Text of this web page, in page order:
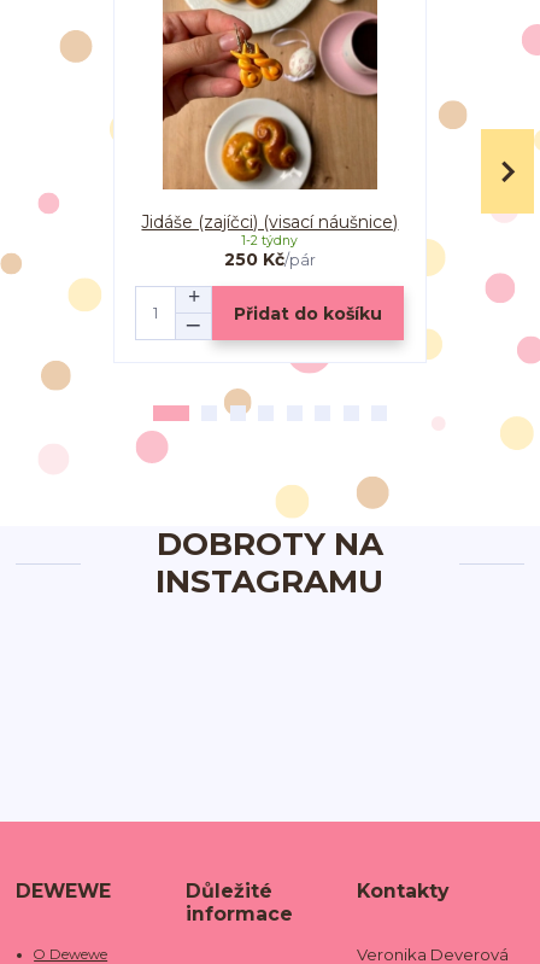
Jidáše (zajíčci) (visací náušnice)
250 Kč/pár
1-2 týdny
Přidat do košíku
DOBROTY NA
INSTAGRAMU
DEWEWE
O Dewewe
Důležité
informace
Kontakty
Veronika Deverová